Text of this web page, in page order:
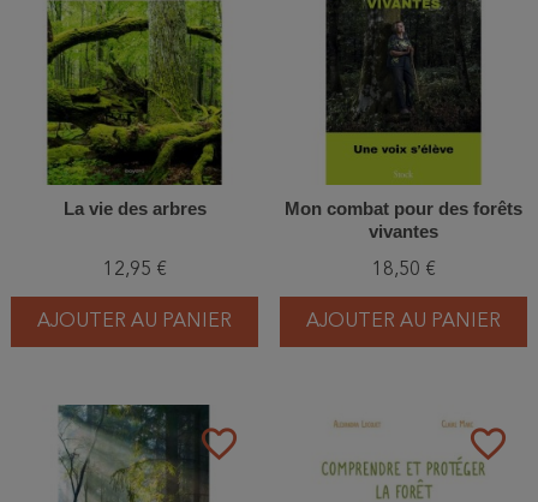
La vie des arbres
12,95 €
AJOUTER AU PANIER
Mon combat pour des forêts
vivantes
18,50 €
AJOUTER AU PANIER
favorite_border favorite_border